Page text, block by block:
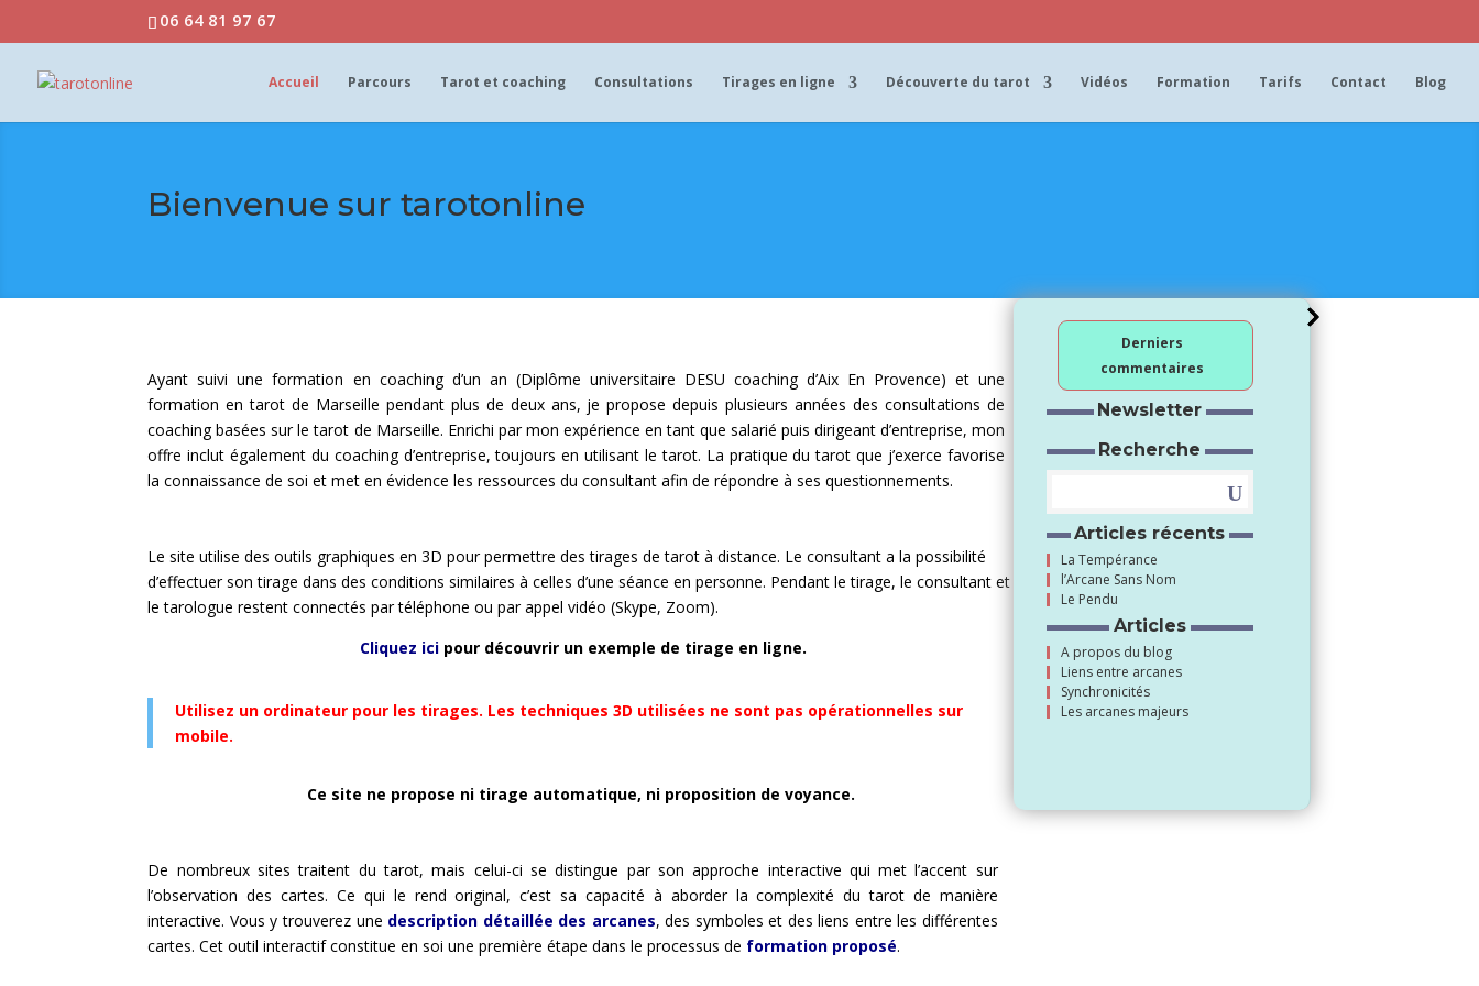
06 64 81 97 67
Accueil Parcours Tarot et coaching Consultations Tirages en ligne Découverte du tarot Vidéos Formation Tarifs Contact Blog
Bienvenue sur tarotonline
Ayant suivi une formation en coaching d’un an (Diplôme universitaire DESU coaching d’Aix En Provence) et une
formation en tarot de Marseille pendant plus de deux ans, je propose depuis plusieurs années des consultations de
coaching basées sur le tarot de Marseille. Enrichi par mon expérience en tant que salarié puis dirigeant d’entreprise, mon
offre inclut également du coaching d’entreprise, toujours en utilisant le tarot. La pratique du tarot que j’exerce favorise
la connaissance de soi et met en évidence les ressources du consultant afin de répondre à ses questionnements.
Le site utilise des outils graphiques en 3D pour permettre des tirages de tarot à distance. Le consultant a la possibilité
d’effectuer son tirage dans des conditions similaires à celles d’une séance en personne. Pendant le tirage, le consultant et
le tarologue restent connectés par téléphone ou par appel vidéo (Skype, Zoom).
Cliquez ici pour découvrir un exemple de tirage en ligne.
Utilisez un ordinateur pour les tirages. Les techniques 3D utilisées ne sont pas opérationnelles sur
mobile.
Ce site ne propose ni tirage automatique, ni proposition de voyance.
De nombreux sites traitent du tarot, mais celui-ci se distingue par son approche interactive qui met l’accent sur
l’observation des cartes. Ce qui le rend original, c’est sa capacité à aborder la complexité du tarot de manière
interactive. Vous y trouverez une description détaillée des arcanes, des symboles et des liens entre les différentes
cartes. Cet outil interactif constitue en soi une première étape dans le processus de formation proposé.
Derniers
commentaires
Newsletter
Recherche
Articles récents
La Tempérance
l’Arcane Sans Nom
Le Pendu
Articles
A propos du blog
Liens entre arcanes
Synchronicités
Les arcanes majeurs